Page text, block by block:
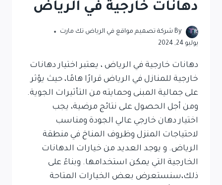
دهانات خارجية في الرياض
By شركة تصميم مواقع في الرياض تك مارت
يوليو 24, 2024
دهانات خارجية في الرياض ، يعتبر اختيار دهانات
خارجية للمنازل في الرياض قرارًا هامًا، حيث يؤثر
على جمالية المبنى وحمايته من التأثيرات الجوية.
ومن أجل الحصول على نتائج مرضية، يجب
اختيار دهان خارجي عالي الجودة ومناسب
لاحتياجات المنزل وظروف المناخ في منطقة
الرياض. و يوجد العديد من خيارات الدهانات
الخارجية التي يمكن استخدامها. وبناءً على
ذلك،سنستعرض بعض الخيارات المتاحة